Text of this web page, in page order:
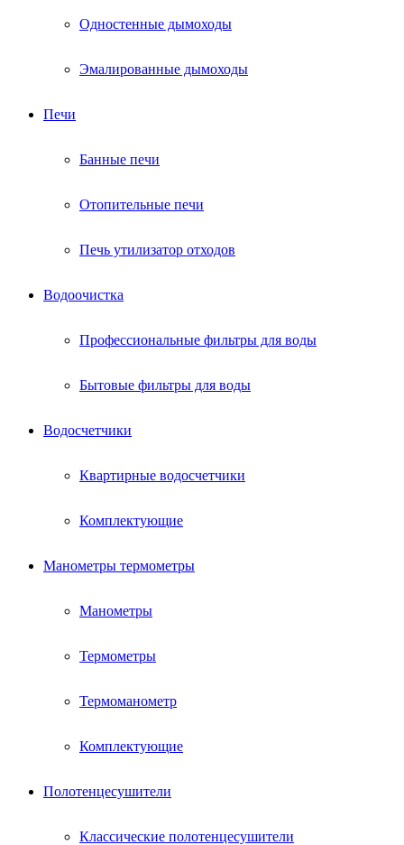
Одностенные дымоходы
Эмалированные дымоходы
Печи
Банные печи
Отопительные печи
Печь утилизатор отходов
Водоочистка
Профессиональные фильтры для воды
Бытовые фильтры для воды
Водосчетчики
Квартирные водосчетчики
Комплектующие
Манометры термометры
Манометры
Термометры
Термоманометр
Комплектующие
Полотенцесушители
Классические полотенцесушители